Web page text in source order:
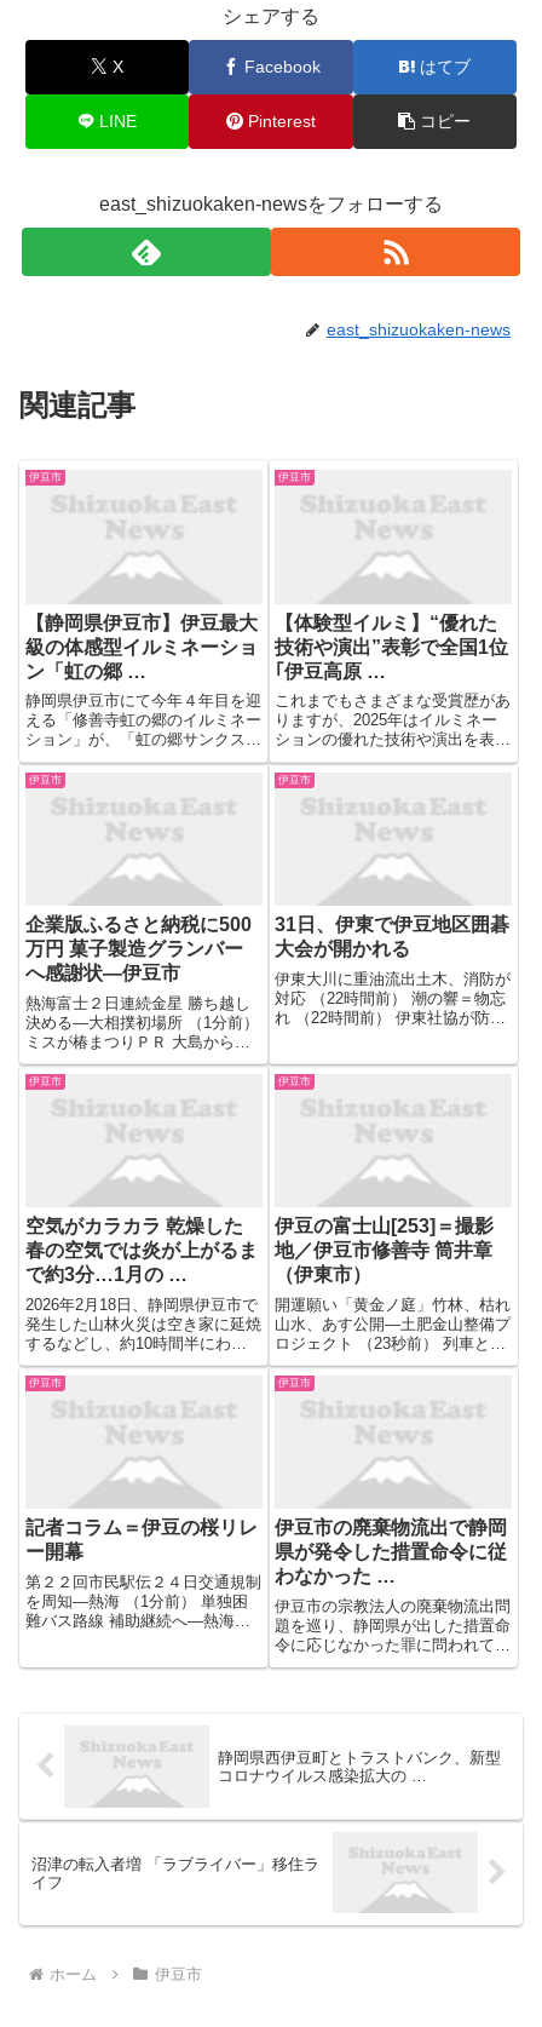
シェアする
X Facebook はてブ
LINE Pinterest コピー
east_shizuokaken-newsをフォローする
east_shizuokaken-news
関連記事
伊豆市
【静岡県伊豆市】伊豆最大
級の体感型イルミネーショ
ン「虹の郷 …
静岡県伊豆市にて今年４年目を迎
える「修善寺虹の郷のイルミネー
ション」が、「虹の郷サンクスイ
ルミ」から「虹の郷イルミtheナ
イト」に名称を変え、全エリア大
リニューアルして10月17日(金)～
2026年3月29日(日)に開催 ...
伊豆市
【体験型イルミ】“優れた
技術や演出”表彰で全国1位
｢伊豆高原 …
これまでもさまざまな受賞歴があ
りますが、2025年はイルミネー
ションの優れた技術や演出を表彰
する“インターナショナル・イル
ミネーションアワード”におい
て、優秀技術賞で全国1位を獲得
しています。そんな技術的にも評
価が高いイルミネーションを見
伊豆市
企業版ふるさと納税に500
万円 菓子製造グランバー
へ感謝状―伊豆市
熱海富士２日連続金星 勝ち越し
決める―大相撲初場所 （1分前）
ミスが椿まつりＰＲ 大島からキ
ャラバン隊―熱海 （1分前） 我
がリスペクト＝蜂谷花園・蜂谷和
行さん（５８）伊豆市小下田 （1
分前） 伊豆をふるさとに＝革研
究所三島伊豆店代表・林...
伊豆市
31日、伊東で伊豆地区囲碁
大会が開かれる
伊東大川に重油流出土木、消防が
対応 （22時間前） 潮の響＝物忘
れ （22時間前） 伊東社協が防災
生協会表彰式 ８個人３２施設表
彰 （22時間前） 来月１４、２８
日にマルシェ、...
伊豆市
空気がカラカラ 乾燥した
春の空気では炎が上がるま
で約3分…1月の …
2026年2月18日、静岡県伊豆市で
発生した山林火災は空き家に延焼
するなどし、約10時間半にわた
って燃えました。 【写真を見
る】消防車約30台が駆けつけ約
10時間半にわたって燃えた山林
火災 東海地方の1月の降水量は平
年と比べて9%。記録的な...
伊豆市
伊豆の富士山[253]＝撮影
地／伊豆市修善寺 筒井章
（伊東市）
開運願い「黄金ノ庭」竹林、枯れ
山水、あす公開―土肥金山整備プ
ロジェクト （23秒前） 列車と衝
突 三島の男性死亡―伊豆箱根鉄
道一時全線運休 （23秒前） １０
日に５０周年記念公演―土肥ＬＣ
（23秒前） もっと三島を幸福に
市民が協議会発足...
伊豆市
記者コラム＝伊豆の桜リレ
ー開幕
第２２回市民駅伝２４日交通規制
を周知―熱海 （1分前） 単独困
難バス路線 補助継続へ―熱海
伊豆市
伊豆市の廃棄物流出で静岡
県が発令した措置命令に従
わなかった …
伊豆市の宗教法人の廃棄物流出問
題を巡り、静岡県が出した措置命
令に応じなかった罪に問われてい
る男の裁判で、地裁沼津支部は罰
静岡県西伊豆町とトラストバンク、新型
コロナウイルス感染拡大の …
沼津の転入者増 「ラブライバー」移住ラ
イフ
ホーム 伊豆市